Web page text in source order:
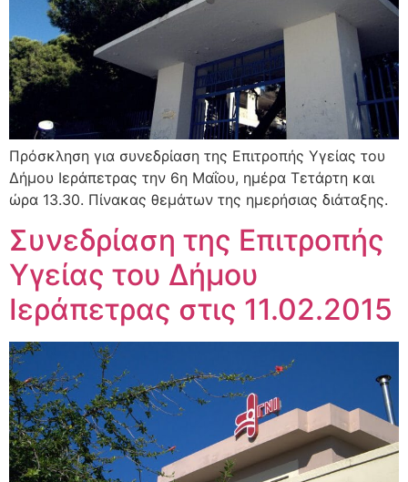
Πρόσκληση για συνεδρίαση της Επιτροπής Υγείας του
Δήμου Ιεράπετρας την 6η Μαΐου, ημέρα Τετάρτη και
ώρα 13.30. Πίνακας θεμάτων της ημερήσιας διάταξης.
Συνεδρίαση της Επιτροπής
Υγείας του Δήμου
Ιεράπετρας στις 11.02.2015